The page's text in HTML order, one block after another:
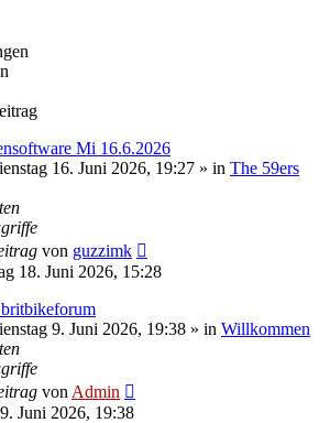
Mi 16.6.2026
16. Juni 2026, 19:27 » in The 59ers
von guzzimk
18. Juni 2026, 15:28
9. Juni 2026, 19:38 » in Willkommen
von Admin
Juni 2026, 19:38